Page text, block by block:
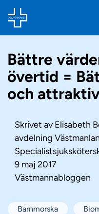
Bättre
övertid =
och
Skrivet av Elisabeth
avdelning
9 maj 2017
Västmannabloggen
Barnmorska